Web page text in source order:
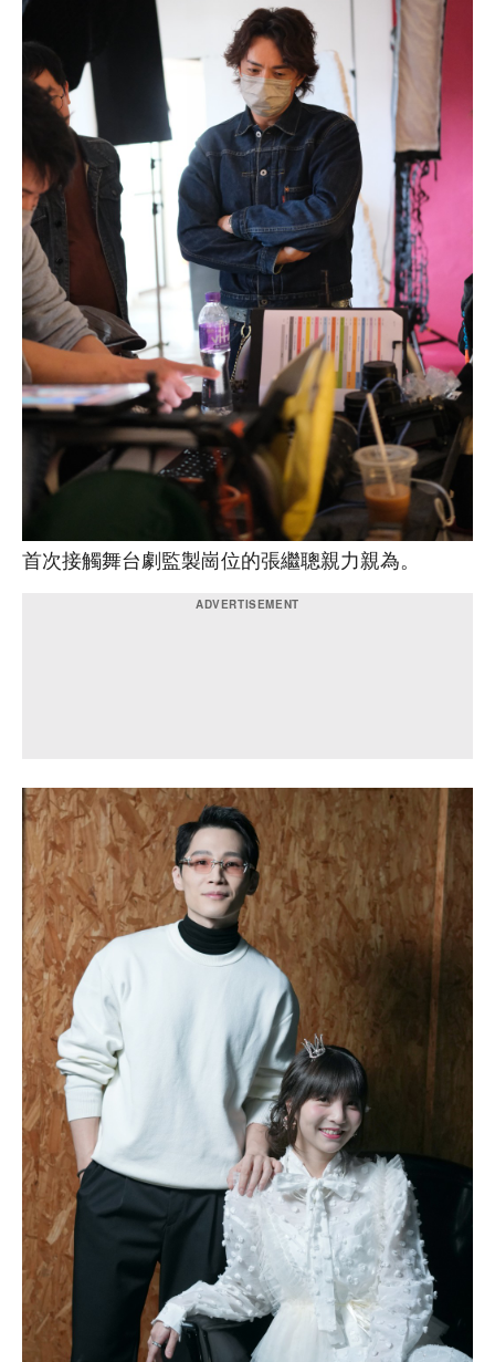
首次接觸舞台劇監製崗位的張繼聰親力親為。